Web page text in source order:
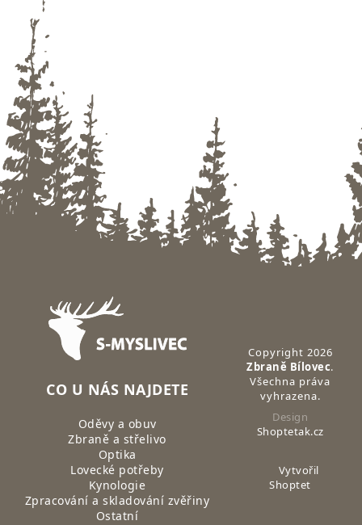
Zápatí
CO U NÁS NAJDETE
Oděvy a obuv
Zbraně a střelivo
Optika
Lovecké potřeby
Kynologie
Zpracování a skladování zvěřiny
Ostatní
Copyright 2026
Zbraně Bílovec.
Všechna práva
vyhrazena.
Design
Shoptetak.cz
Vytvořil
Shoptet